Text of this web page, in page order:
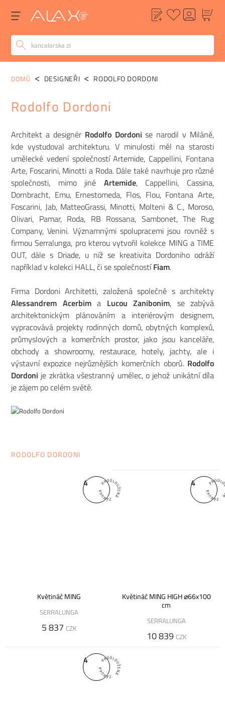
DOMŮ DESIGNEŘI RODOLFO DORDONI
Rodolfo Dordoni
Architekt a designérRodolfo Dordonise narodil v Miláně,
kde vystudoval architekturu. V minulosti měl na starosti
umělecké vedení společností Artemide, Cappellini, Fontana
Arte, Foscarini, Minotti a Roda. Dále také navrhuje pro různé
společnosti, mimo jiné Artemide, Cappellini, Cassina,
Dornbracht, Emu, Ernestomeda, Flos, Flou, Fontana Arte,
Foscarini, Jab, MatteoGrassi, Minotti, Molteni & C., Moroso,
Olivari, Pamar, Roda, RB Rossana, Sambonet, The Rug
Company, Venini. Významnými spolupracemi jsou rovněž s
firmou Serralunga, pro kterou vytvořil kolekce MING a TIME
OUT, dále s Driade, u níž se kreativita Dordoniho odráží
například v kolekci HALL, či se společnostíFiam.
Firma Dordoni Architetti, založená společně s architekty
Alessandrem Acerbima Lucou Zanibonim, se zabývá
architektonickým plánováním a interiérovým designem,
vypracovává projekty rodinných domů, obytných komplexů,
průmyslových a komerčních prostor, jako jsou kanceláře,
obchody a showroomy, restaurace, hotely, jachty, ale i
výstavní expozice nejrůznějších komerčních oborů. Rodolfo
Dordoni je zkrátka všestranný umělec, o jehož unikátní díla
je zájem po celém světě.
RODOLFO DORDONI
4
Květináč MING
SERRALUNGA
5 837 CZK
4
Květináč MING HIGH ⌀66x100
cm
SERRALUNGA
10 839 CZK
4